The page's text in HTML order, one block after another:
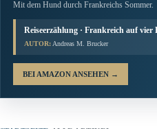
Mit dem Hund durch Frankreichs Sommer.
Reiseerzählung · Frankreich auf vier
AUTOR: Andreas M. Brucker
BEI AMAZON ANSEHEN →